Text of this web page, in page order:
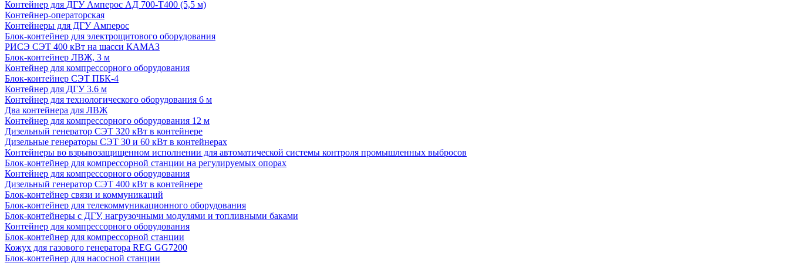
Контейнер для ДГУ Амперос АД 700-Т400 (5,5 м)
Контейнер-операторская
Контейнеры для ДГУ Амперос
Блок-контейнер для электрощитового оборудования
РИСЭ СЭТ 400 кВт на шасси КАМАЗ
Блок-контейнер ЛВЖ, 3 м
Контейнер для компрессорного оборудования
Блок-контейнер СЭТ ПБК-4
Контейнер для ДГУ 3.6 м
Контейнер для технологического оборудования 6 м
Два контейнера для ЛВЖ
Контейнер для компрессорного оборудования 12 м
Дизельный генератор СЭТ 320 кВт в контейнере
Дизельные генераторы СЭТ 30 и 60 кВт в контейнерах
Контейнеры во взрывозащищенном исполнении для автоматической системы контроля промышленных выбросов
Блок-контейнер для компрессорной станции на регулируемых опорах
Контейнер для компрессорного оборудования
Дизельный генератор СЭТ 400 кВт в контейнере
Блок-контейнер связи и коммуникаций
Блок-контейнер для телекоммуникационного оборудования
Блок-контейнеры с ДГУ, нагрузочными модулями и топливными баками
Контейнер для компрессорного оборудования
Блок-контейнер для компрессорной станции
Кожух для газового генератора REG GG7200
Блок-контейнер для насосной станции